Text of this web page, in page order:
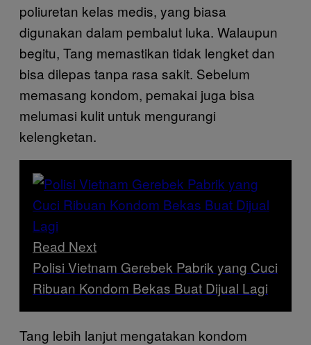
poliuretan kelas medis, yang biasa
digunakan dalam pembalut luka. Walaupun
begitu, Tang memastikan tidak lengket dan
bisa dilepas tanpa rasa sakit. Sebelum
memasang kondom, pemakai juga bisa
melumasi kulit untuk mengurangi
kelengketan.
Read Next
Polisi Vietnam Gerebek Pabrik yang Cuci
Ribuan Kondom Bekas Buat Dijual Lagi
Tang lebih lanjut mengatakan kondom